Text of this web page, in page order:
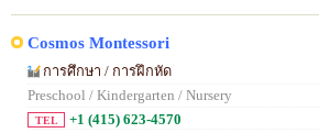
Cosmos Montessori
การศึกษา / การฝึกหัด
Preschool / Kindergarten / Nursery
TEL +1 (415) 623-4570